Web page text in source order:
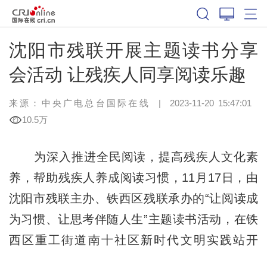
沈阳市残联开展主题读书分享
会活动 让残疾人同享阅读乐趣
来源：中央广电总台国际在线 | 2023-11-20 15:47:01
10.5万
为深入推进全民阅读，提高残疾人文化素
养，帮助残疾人养成阅读习惯，11月17日，由
沈阳市残联主办、铁西区残联承办的“让阅读成
为习惯、让思考伴随人生”主题读书活动，在铁
西区重工街道南十社区新时代文明实践站开